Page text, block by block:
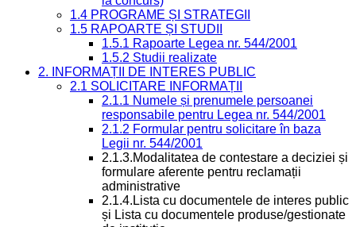
1.4 PROGRAME ȘI STRATEGII
1.5 RAPOARTE ȘI STUDII
1.5.1 Rapoarte Legea nr. 544/2001
1.5.2 Studii realizate
2. INFORMAȚII DE INTERES PUBLIC
2.1 SOLICITARE INFORMAȚII
2.1.1 Numele și prenumele persoanei
responsabile pentru Legea nr. 544/2001
2.1.2 Formular pentru solicitare în baza
Legii nr. 544/2001
2.1.3.Modalitatea de contestare a deciziei și
formulare aferente pentru reclamații
administrative
2.1.4.Lista cu documentele de interes public
și Lista cu documentele produse/gestionate